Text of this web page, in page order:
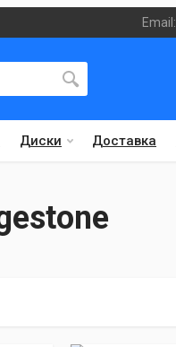
Email:
Диски Доставка